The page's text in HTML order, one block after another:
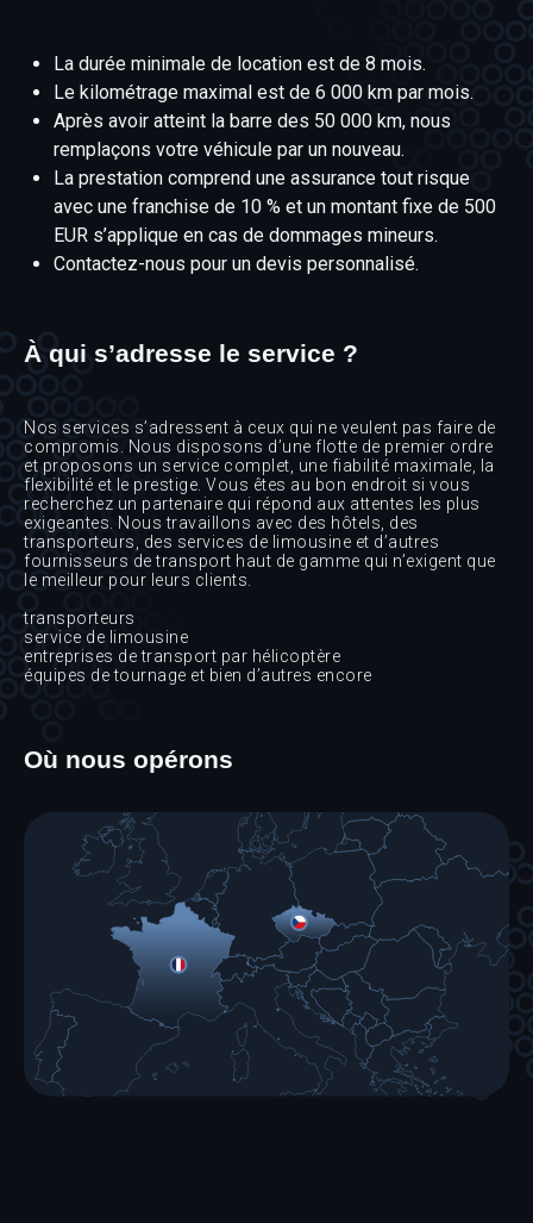
La durée minimale de location est de 8 mois.
Le kilométrage maximal est de 6 000 km par mois.
Après avoir atteint la barre des 50 000 km, nous
remplaçons votre véhicule par un nouveau.
La prestation comprend une assurance tout risque
avec une franchise de 10 % et un montant fixe de 500
EUR s’applique en cas de dommages mineurs.
Contactez-nous pour un devis personnalisé.
À qui s’adresse le service ?
Nos services s’adressent à ceux qui ne veulent pas faire de
compromis. Nous disposons d’une flotte de premier ordre
et proposons un service complet, une fiabilité maximale, la
flexibilité et le prestige. Vous êtes au bon endroit si vous
recherchez un partenaire qui répond aux attentes les plus
exigeantes. Nous travaillons avec des hôtels, des
transporteurs, des services de limousine et d’autres
fournisseurs de transport haut de gamme qui n’exigent que
le meilleur pour leurs clients.
transporteurs
service de limousine
entreprises de transport par hélicoptère
équipes de tournage et bien d’autres encore
Où nous opérons